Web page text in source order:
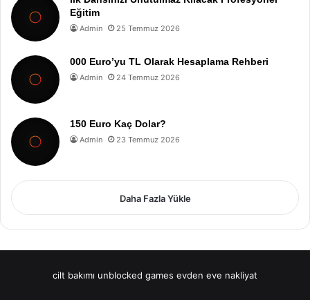
Eğitim
Admin 25 Temmuz 2026
000 Euro’yu TL Olarak Hesaplama Rehberi
Admin 24 Temmuz 2026
150 Euro Kaç Dolar?
Admin 23 Temmuz 2026
Daha Fazla Yükle
cilt bakımı unblocked games evden eve nakliyat